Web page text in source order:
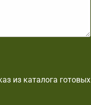
из каталога готовых